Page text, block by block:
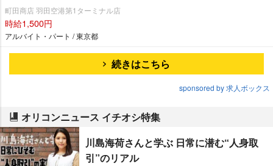
町田商店 羽田空港第1ターミナル店
時給1,500円
アルバイト・パート / 東京都
続きはこちら
sponsored by 求人ボックス
オリコンニュース イチオシ特集
川島海荷さんと学ぶ 日常に潜む“人身取
引”のリアル